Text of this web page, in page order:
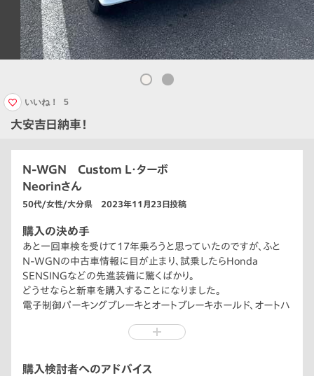
大安吉日納車！
いいね！ 5
N-WGN Custom L・ターボ
Neorinさん
50代/女性/大分県 2023年11月23日投稿
購入の決め手
あと一回車検を受けて17年乗ろうと思っていたのですが、ふと
N-WGNの中古車情報に目が止まり、試乗したらHonda
SENSINGなどの先進装備に驚くばかり。
どうせならと新車を購入することになりました。
電子制御パーキングブレーキとオートブレーキホールド、オートハ
購入検討者へのアドバイス